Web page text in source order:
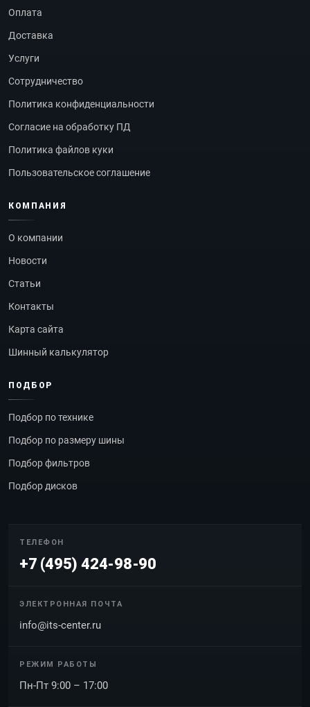
Оплата
Доставка
Услуги
Сотрудничество
Политика конфиденциальности
Согласие на обработку ПД
Политика файлов куки
Пользовательское соглашение
КОМПАНИЯ
О компании
Новости
Статьи
Контакты
Карта сайта
Шинный калькулятор
ПОДБОР
Подбор по технике
Подбор по размеру шины
Подбор фильтров
Подбор дисков
ТЕЛЕФОН
+7 (495) 424-98-90
ЭЛЕКТРОННАЯ ПОЧТА
info@its-center.ru
РЕЖИМ РАБОТЫ
Пн-Пт 9:00 – 17:00